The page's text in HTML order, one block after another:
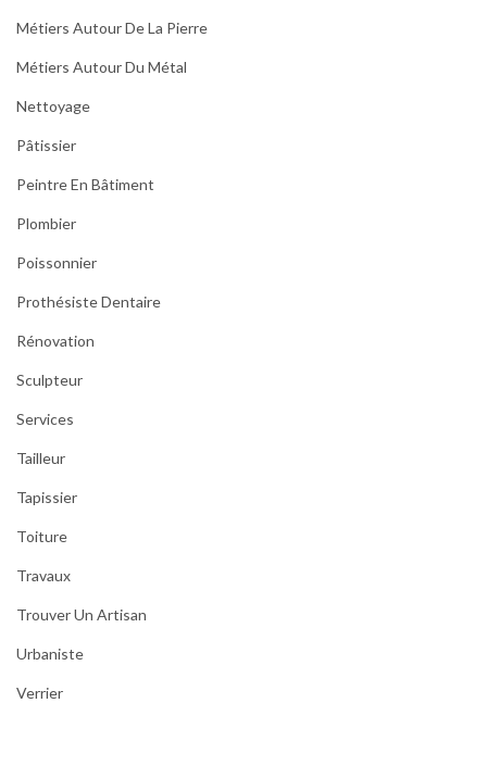
Métiers Autour De La Pierre
Métiers Autour Du Métal
Nettoyage
Pâtissier
Peintre En Bâtiment
Plombier
Poissonnier
Prothésiste Dentaire
Rénovation
Sculpteur
Services
Tailleur
Tapissier
Toiture
Travaux
Trouver Un Artisan
Urbaniste
Verrier